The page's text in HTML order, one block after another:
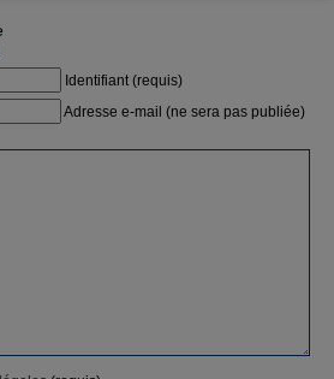
Identifiant (requis)
Adresse e-mail (ne sera pas publiée)